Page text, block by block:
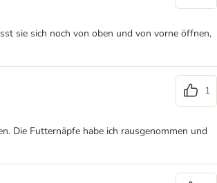
sie sich noch von oben und von vorne öffnen,
1
Die Futternäpfe habe ich rausgenommen und